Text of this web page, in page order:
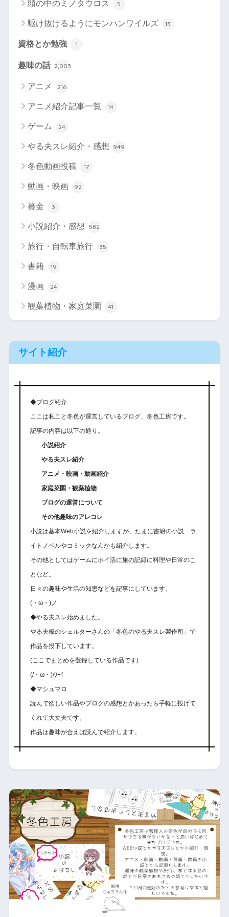
頭の中のミノタウロス 5
駆け抜けるようにモンハンワイルズ 13
資格とか勉強 1
趣味の話 2,003
アニメ 216
アニメ紹介記事一覧 14
ゲーム 24
やる夫スレ紹介・感想 949
冬色動画投稿 17
動画・映画 92
募金 3
小説紹介・感想 582
旅行・自転車旅行 35
書籍 19
漫画 24
観葉植物・家庭菜園 41
サイト紹介
◆ブログ紹介
ここは私こと冬色が運営しているブログ、冬色工房です。
記事の内容は以下の通り。
小説紹介
やる夫スレ紹介
アニメ・映画・動画紹介
家庭菜園・観葉植物
ブログの運営について
その他趣味のアレコレ
小説は基本Web小説を紹介しますが、たまに書籍の小説…ラ
イトノベルやコミックなんかも紹介します。
その他としてはゲームにポイ活に旅の記録に料理や日常のこ
となど。
日々の趣味や生活の知恵などを記事にしています。
(・ω・)ノ
◆やる夫スレ始めました。
やる夫板のシェルターさんの「冬色のやる夫スレ製作所」で
作品を投下しています。
(ここでまとめを登録している作品です)
(/・ω・)/ﾜｰｲ
◆マシュマロ
読んで欲しい作品やブログの感想とかあったら手軽に投げて
くれて大丈夫です。
作品は趣味が合えば読んで紹介します。